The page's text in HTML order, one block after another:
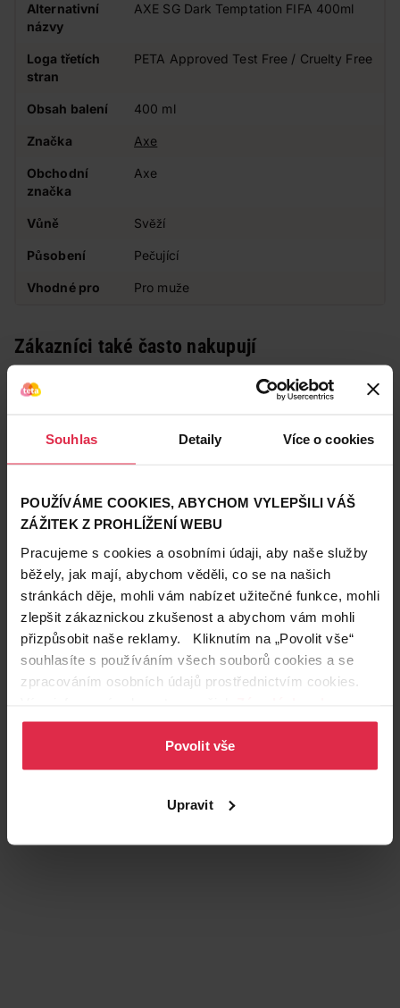
Souhlas Detaily Více o cookies
POUŽÍVÁME COOKIES, ABYCHOM VYLEPŠILI VÁŠ
ZÁŽITEK Z PROHLÍŽENÍ WEBU
Pracujeme s cookies a osobními údaji, aby naše služby
běžely, jak mají, abychom věděli, co se na našich
stránkách děje, mohli vám nabízet užitečné funkce, mohli
zlepšit zákaznickou zkušenost a abychom vám mohli
přizpůsobit naše reklamy. Kliknutím na „Povolit vše“
souhlasíte s používáním všech souborů cookies a se
zpracováním osobních údajů prostřednictvím cookies.
osobních údajů.
Povolit vše
Upravit
Alternativní
názvy
AXE SG Dark Temptation FIFA 400ml
Loga třetích
stran
PETA Approved Test Free / Cruelty Free
Obsah balení 400 ml
Značka Axe
Obchodní
značka
Axe
Vůně Svěží
Působení Pečující
Vhodné pro Pro muže
Zákazníci také často nakupují
Podobné produkty